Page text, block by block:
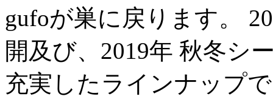
gufoが巣に戻ります。
開及び、2019年 秋冬シ
充実したラインナップ